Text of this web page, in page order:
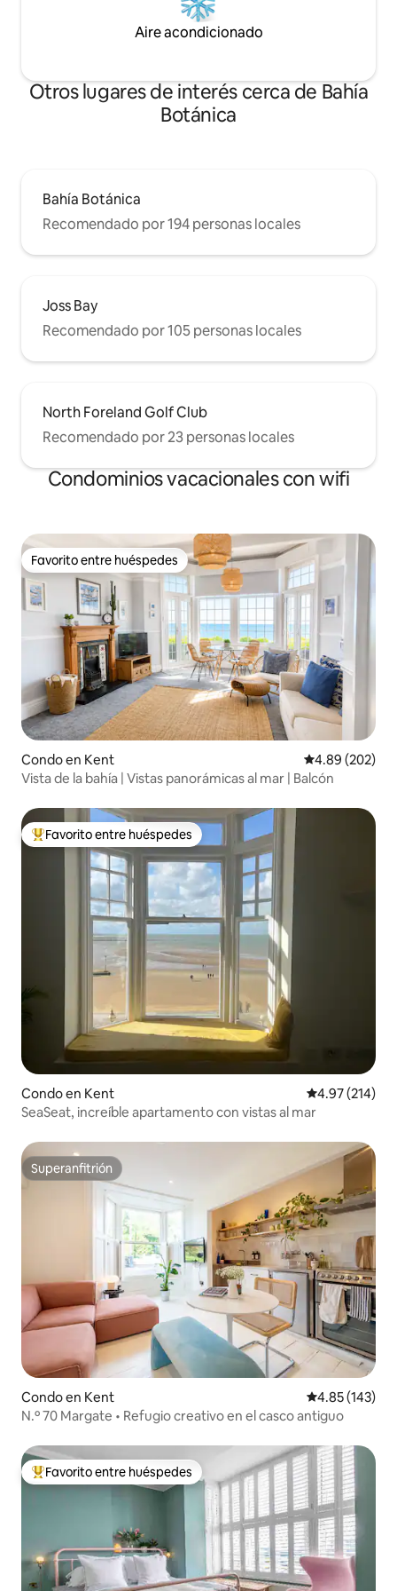
Aire acondicionado
Otros lugares de interés cerca de Bahía
Botánica
Bahía Botánica
Recomendado por 194 personas locales
Joss Bay
Recomendado por 105 personas locales
North Foreland Golf Club
Recomendado por 23 personas locales
Condominios vacacionales con wifi
Favorito entre huéspedes
Favorito entre huéspedes
Condo en Kent Calificación
4.89 (202)
Vista de la bahía | Vistas panorámicas al mar | Balcón
Favorito entre huéspedes preferido
Favorito entre huéspedes
Condo en Kent Calificación
4.97 (214)
SeaSeat, increíble apartamento con vistas al mar
Superanfitrión
Superanfitrión
Condo en Kent Calificación
4.85 (143)
N.º 70 Margate • Refugio creativo en el casco antiguo
Favorito entre huéspedes preferido
Favorito entre huéspedes